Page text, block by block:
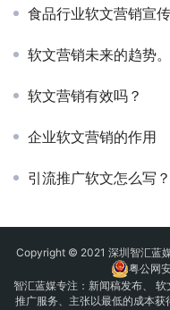
食品行业软文营销宣
软文营销未来的趋势。
软文营销有效吗？
企业软文营销的作用
引流推广软文怎么写
Copyright © 2021 深圳智汇蓝
粤公网
智汇蓝媒专注： 新闻稿发布、 软
推广服务、主张以最低的成本